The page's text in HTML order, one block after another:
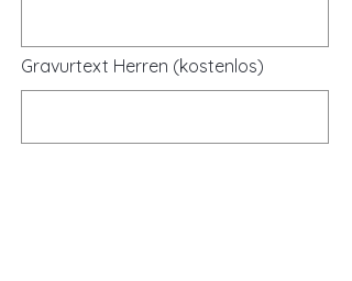
Gravurtext Herren (kostenlos)